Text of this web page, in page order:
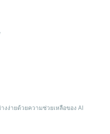
ง่ายด้วยความช่วยเหลือของ AI